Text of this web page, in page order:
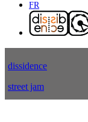
FR
dissidence
street jam